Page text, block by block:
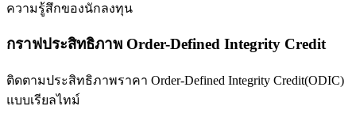
ฟิวเจอร์สสกุลเงินดิจิทัล
อนุพันธ์ของหุ้น ฟอเร็กซ์ โลหะมีค่า และสินค้าโภคภัณฑ์
ความรู้สึกของนักลงทุน
กราฟประสิทธิภาพ Order-Defined Integrity Credit
ติดตามประสิทธิภาพราคา Order-Defined Integrity Credit(ODIC)
แบบเรียลไทม์